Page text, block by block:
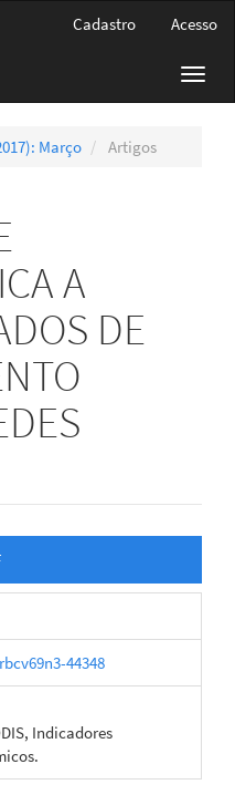
Cadastro Acesso
Março Artigos
A
DE
44348
Indicadores